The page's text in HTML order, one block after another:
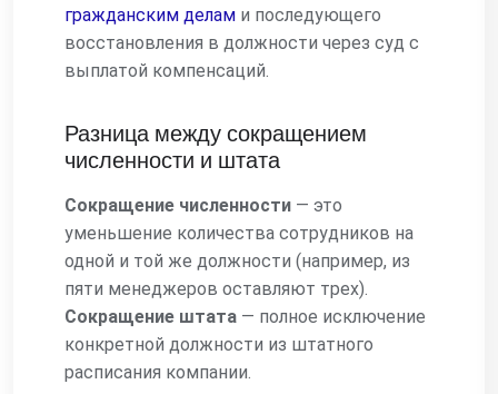
гражданским делам и последующего
восстановления в должности через суд с
выплатой компенсаций.
Разница между сокращением
численности и штата
Сокращение численности — это
уменьшение количества сотрудников на
одной и той же должности (например, из
пяти менеджеров оставляют трех).
Сокращение штата — полное исключение
конкретной должности из штатного
расписания компании.